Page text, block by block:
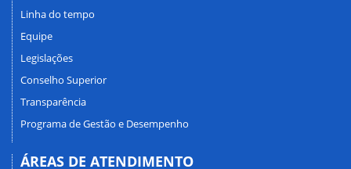
Linha do tempo
Equipe
Legislações
Conselho Superior
Transparência
Programa de Gestão e Desempenho
ÁREAS DE ATENDIMENTO